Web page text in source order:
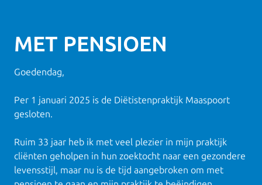
MET PENSIOEN
Goedendag,
Per 1 januari 2025 is de Diëtistenpraktijk Maaspoort
gesloten.
Ruim 33 jaar heb ik met veel plezier in mijn praktijk
cliënten geholpen in hun zoektocht naar een gezondere
levensstijl, maar nu is de tijd aangebroken om met